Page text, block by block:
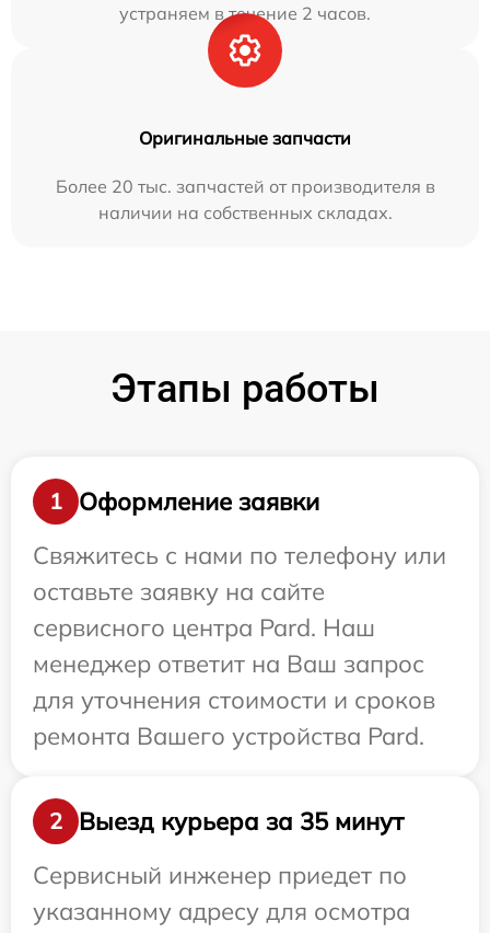
устраняем в течение 2 часов.
Оригинальные запчасти
Более 20 тыс. запчастей от производителя в
наличии на собственных складах.
Этапы работы
1
Оформление заявки
Свяжитесь с нами по телефону или
оставьте заявку на сайте
сервисного центра Pard. Наш
менеджер ответит на Ваш запрос
для уточнения стоимости и сроков
ремонта Вашего устройства Pard.
2
Выезд курьера за 35 минут
Сервисный инженер приедет по
указанному адресу для осмотра